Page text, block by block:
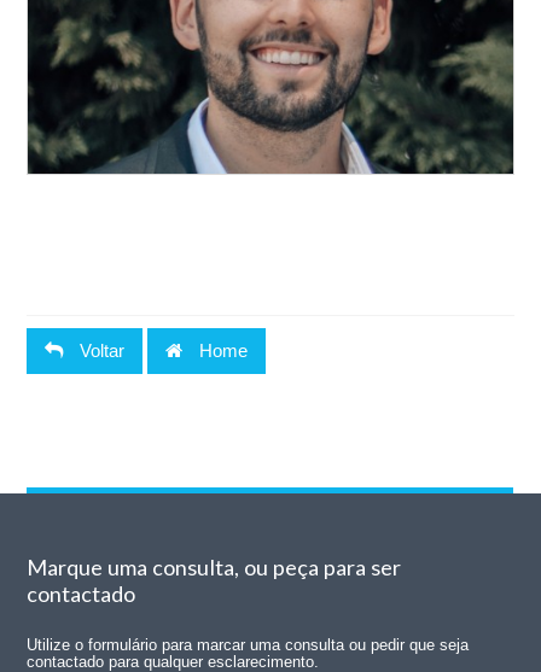
Voltar Home
Marque uma consulta, ou peça para ser
contactado
Utilize o formulário para marcar uma consulta ou pedir que seja
contactado para qualquer esclarecimento.